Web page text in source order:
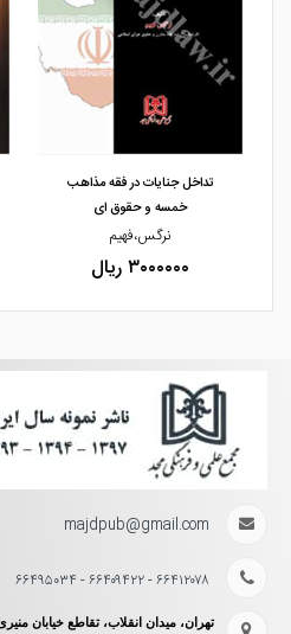
دیه مقدر و غیر مقدر
محمود،روزبهانی
۲۳۰۰۰۰۰ ریال
majdpub@gmail.com
۶۶۴۱۲۰۷۸ - ۶۶۴۰۹۴۲۲ - ۶۶۴۹۵۰۳۴
تهران، میدان انقلاب، تقاطع خیابان